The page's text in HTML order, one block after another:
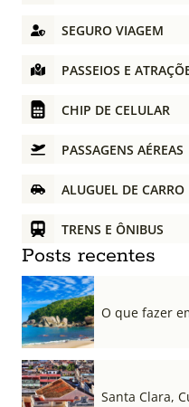
SEGURO VIAGEM
PASSEIOS E
CHIP DE CELULAR
PASSAGENS AÉREAS
ALUGUEL DE CARRO
TRENS E ÔNIBUS
Posts recentes
O que fazer
Santa Clara,